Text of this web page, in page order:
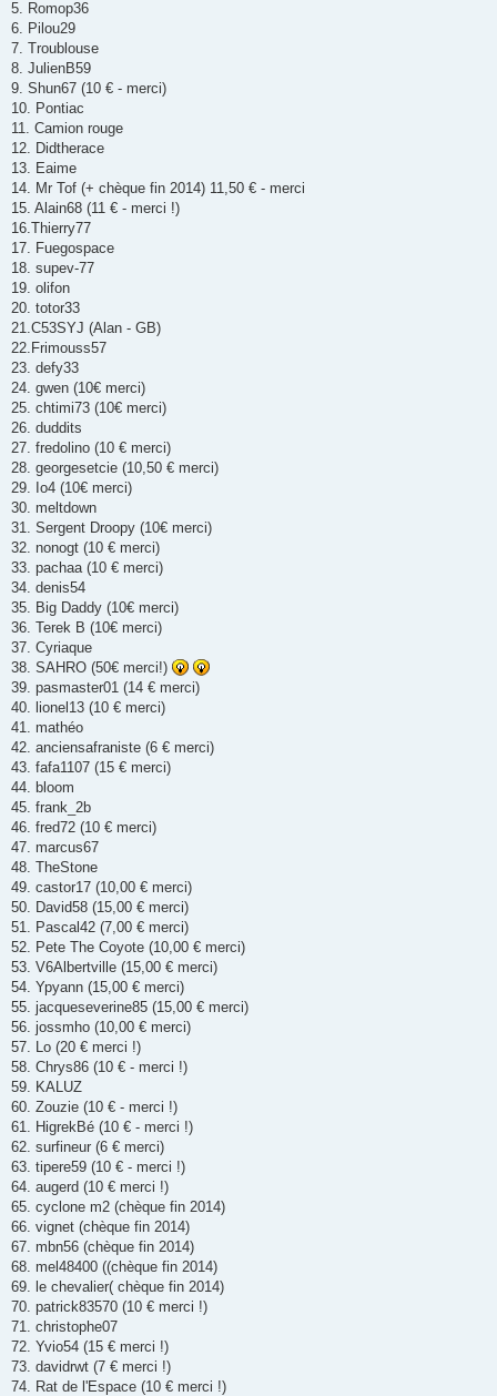
5. Romop36
6. Pilou29
7. Troublouse
8. JulienB59
9. Shun67 (10 € - merci)
10. Pontiac
11. Camion rouge
12. Didtherace
13. Eaime
14. Mr Tof (+ chèque fin 2014) 11,50 € - merci
15. Alain68 (11 € - merci !)
16.Thierry77
17. Fuegospace
18. supev-77
19. olifon
20. totor33
21.C53SYJ (Alan - GB)
22.Frimouss57
23. defy33
24. gwen (10€ merci)
25. chtimi73 (10€ merci)
26. duddits
27. fredolino (10 € merci)
28. georgesetcie (10,50 € merci)
29. Io4 (10€ merci)
30. meltdown
31. Sergent Droopy (10€ merci)
32. nonogt (10 € merci)
33. pachaa (10 € merci)
34. denis54
35. Big Daddy (10€ merci)
36. Terek B (10€ merci)
37. Cyriaque
38. SAHRO (50€ merci!)
39. pasmaster01 (14 € merci)
40. lionel13 (10 € merci)
41. mathéo
42. anciensafraniste (6 € merci)
43. fafa1107 (15 € merci)
44. bloom
45. frank_2b
46. fred72 (10 € merci)
47. marcus67
48. TheStone
49. castor17 (10,00 € merci)
50. David58 (15,00 € merci)
51. Pascal42 (7,00 € merci)
52. Pete The Coyote (10,00 € merci)
53. V6Albertville (15,00 € merci)
54. Ypyann (15,00 € merci)
55. jacqueseverine85 (15,00 € merci)
56. jossmho (10,00 € merci)
57. Lo (20 € merci !)
58. Chrys86 (10 € - merci !)
59. KALUZ
60. Zouzie (10 € - merci !)
61. HigrekBé (10 € - merci !)
62. surfineur (6 € merci)
63. tipere59 (10 € - merci !)
64. augerd (10 € merci !)
65. cyclone m2 (chèque fin 2014)
66. vignet (chèque fin 2014)
67. mbn56 (chèque fin 2014)
68. mel48400 ((chèque fin 2014)
69. le chevalier( chèque fin 2014)
70. patrick83570 (10 € merci !)
71. christophe07
72. Yvio54 (15 € merci !)
73. davidrwt (7 € merci !)
74. Rat de l'Espace (10 € merci !)